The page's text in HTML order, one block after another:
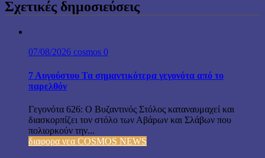
Σχετικές δημοσιεύσεις
07/08/2026 cosmos 0
7 Αυγούστου Τα σημαντικότερα γεγονότα από το
παρελθόν
Γεγονότα 626: Ο Βυζαντινός Στόλος καταναυμαχεί και
διασκορπίζει τον στόλο των Αβάρων και Σλάβων που
πολιορκούν την...
διαφορα νεα COSMOS NEWS